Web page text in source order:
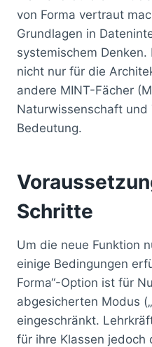
von Forma vertraut
Grundlagen in
systemischem Denken.
nicht nur für die
andere MINT-Fächer
Naturwissenschaft und
Bedeutung.
Schritte
Um die neue Funktion
einige Bedingungen
Forma“-Option ist für
abgesicherten Modus
eingeschränkt.
für ihre Klassen jedoch